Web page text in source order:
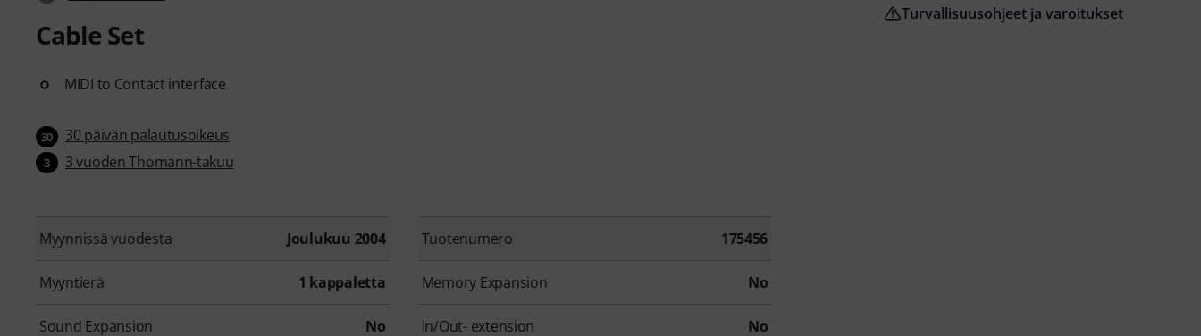
Cable Set
MIDI to Contact interface
30 30 päivän palautusoikeus
3 3 vuoden Thomann-takuu
Myynnissä vuodesta Joulukuu 2004 Tuotenumero 175456
Myyntierä 1 kappaletta Memory Expansion No
Sound Expansion No In/Out- extension No
Turvallisuusohjeet ja varoitukset